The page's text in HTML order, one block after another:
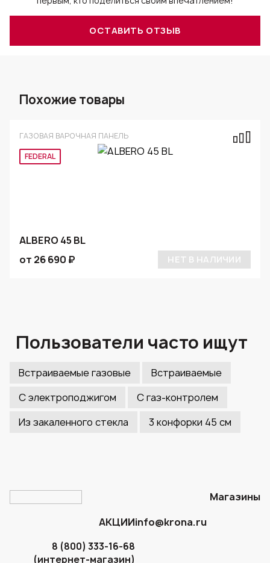
ОСТАВИТЬ ОТЗЫВ
Похожие товары
ГАЗОВАЯ ВАРОЧНАЯ ПАНЕЛЬ
FEDERAL
ALBERO 45 BL
от 26 690 ₽
НЕТ В НАЛИЧИИ
Пользователи часто ищут
Встраиваемые газовые
Встраиваемые
С электроподжигом
С газ-контролем
Из закаленного стекла
3 конфорки 45 см
Магазины
АКЦИИinfo@krona.ru
8 (800) 333-16-68
(интернет-магазин)